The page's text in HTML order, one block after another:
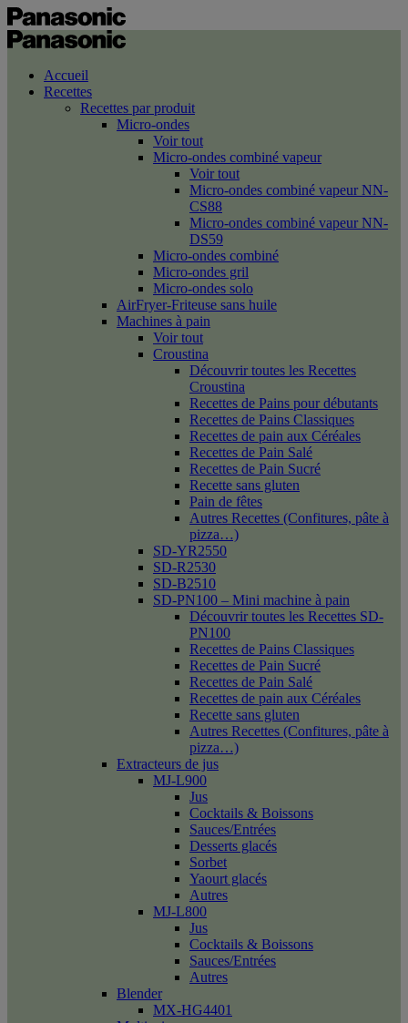
Accueil
Recettes
Recettes par produit
Micro-ondes
Voir tout
Micro-ondes combiné vapeur
Voir tout
Micro-ondes combiné vapeur NN-
CS88
Micro-ondes combiné vapeur NN-
DS59
Micro-ondes combiné
Micro-ondes gril
Micro-ondes solo
AirFryer-Friteuse sans huile
Machines à pain
Voir tout
Croustina
Découvrir toutes les Recettes
Croustina
Recettes de Pains pour débutants
Recettes de Pains Classiques
Recettes de pain aux Céréales
Recettes de Pain Salé
Recettes de Pain Sucré
Recette sans gluten
Pain de fêtes
Autres Recettes (Confitures, pâte à
pizza…)
SD-YR2550
SD-R2530
SD-B2510
SD-PN100 – Mini machine à pain
Découvrir toutes les Recettes SD-
PN100
Recettes de Pains Classiques
Recettes de Pain Sucré
Recettes de Pain Salé
Recettes de pain aux Céréales
Recette sans gluten
Autres Recettes (Confitures, pâte à
pizza…)
Extracteurs de jus
MJ-L900
Jus
Cocktails & Boissons
Sauces/Entrées
Desserts glacés
Sorbet
Yaourt glacés
Autres
MJ-L800
Jus
Cocktails & Boissons
Sauces/Entrées
Autres
Blender
MX-HG4401